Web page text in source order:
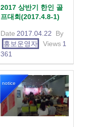
2017 상반기 한인 골
프대회(2017.4.8-1)
Date 2017.04.22
By
홍보운영자
Views 1
361
notice